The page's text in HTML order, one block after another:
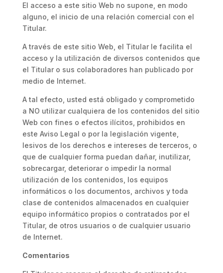
El acceso a este sitio Web no supone, en modo
alguno, el inicio de una relación comercial con el
Titular.
A través de este sitio Web, el Titular le facilita el
acceso y la utilización de diversos contenidos que
el Titular o sus colaboradores han publicado por
medio de Internet.
A tal efecto, usted está obligado y comprometido
a NO utilizar cualquiera de los contenidos del sitio
Web con fines o efectos ilícitos, prohibidos en
este Aviso Legal o por la legislación vigente,
lesivos de los derechos e intereses de terceros, o
que de cualquier forma puedan dañar, inutilizar,
sobrecargar, deteriorar o impedir la normal
utilización de los contenidos, los equipos
informáticos o los documentos, archivos y toda
clase de contenidos almacenados en cualquier
equipo informático propios o contratados por el
Titular, de otros usuarios o de cualquier usuario
de Internet.
Comentarios